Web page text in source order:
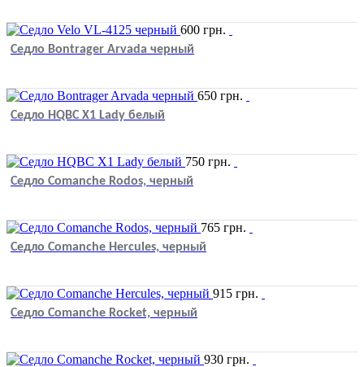
600 грн.
Седло Bontrager Arvada черный
650 грн.
Седло HQBC X1 Lady белый
750 грн.
Седло Comanche Rodos, черный
765 грн.
Седло Comanche Hercules, черный
915 грн.
Седло Comanche Rocket, черный
930 грн.